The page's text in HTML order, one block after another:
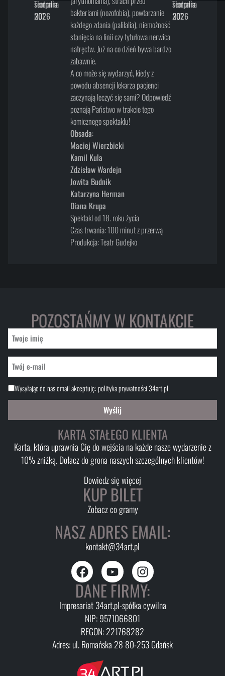
sierpnia
2026
Teatralna
NOT
bakteriami (nozofobia), powtarzanie
każdego zdania (palilalia), niemożność
stanięcia na linii czy tytułowa nerwica
natręctw. Już na co dzień bywa bardzo
zabawnie.
A co może się wydarzyć, kiedy z
powodu absencji lekarza pacjenci
zaczynają leczyć się sami? Odpowiedź
poznają Państwo w trakcie tego
komicznego spektaklu!
Obsada:
Maciej Wierzbicki
Kamil Kula
Zdzisław Wardejn
Jowita Budnik
Katarzyna Herman
Diana Krupa
Spektakl od 18. roku życia
Czas trwania: 100 minut z przerwą
Produkcja: Teatr Gudejko
sierpnia
2026
Teatralna
NOT
POZOSTAŃMY W KONTAKCIE
Wysyłając do nas email akceptuję:polityka prywatności 34art.pl
Wyślij
KARTA STAŁEGO KLIENTA
Karta, która uprawnia Cię do wejścia na każde nasze wydarzenie z
10% zniżką. Dołacz do grona naszych szczególnych klientów!
Dowiedz się więcej
KUP BILET
Zobacz co gramy
NASZ ADRES EMAIL:
kontakt@34art.pl
DANE FIRMY:
Impresariat 34art.pl-spółka cywilna
NIP: 9571066801
REGON: 221768282
Adres: ul. Romańska 28 80-253 Gdańsk